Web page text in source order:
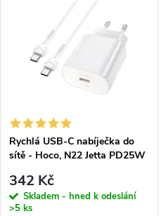
ů
Rychlá USB-C nabíječka do
sítě - Hoco, N22 Jetta PD25W
342 Kč
Skladem - hned k odeslání
>5 ks